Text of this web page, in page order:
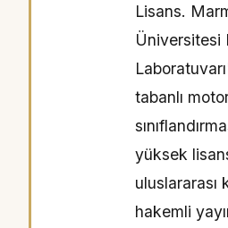
Lisans.
Üniversitesi
tabanlı
yüksek
uluslararası
hakemli